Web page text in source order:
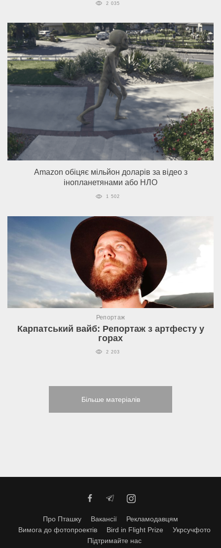
2 035
Amazon обіцяє мільйон доларів за відео з
інопланетянами або НЛО
1 502
Репортаж
Карпатський вайб: Репортаж з артфесту у
горах
2 203
Більше матеріалів
Про Пташку Вакансії
Рекламодавцям
Вимога до фотопроектів
Bird in Flight Prize
Укрсучфото
Підтримайте нас